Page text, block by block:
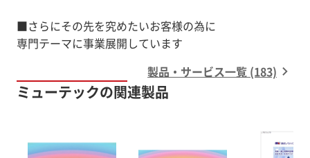
■さらにその先を究めたいお客様の為に
製品・サービス一覧 (183)
ミューテックの関連製品